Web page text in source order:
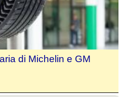
di Michelin e GM